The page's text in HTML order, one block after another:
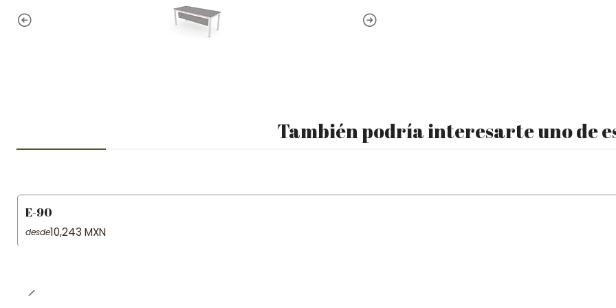
También podría interesarte uno de
E-90
desde10,243 MXN